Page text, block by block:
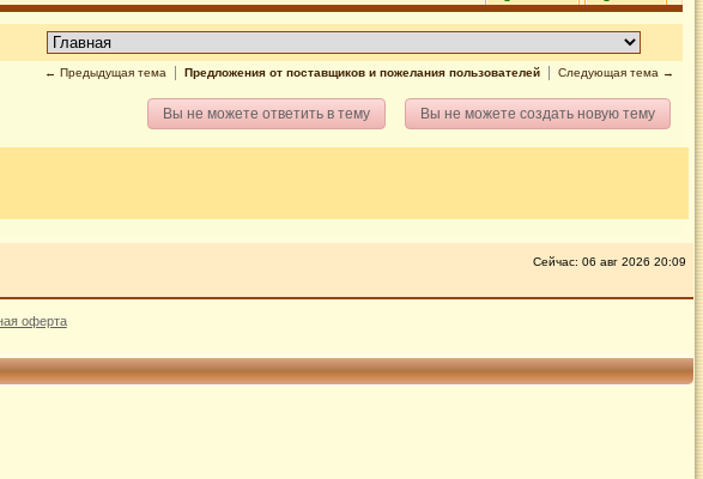
← Предыдущая тема Предложения от поставщиков и пожелания пользователей Следующая тема →
Вы не можете создать новую тему
Вы не можете ответить в тему
Сейчас: 06 авг 2026 20:09
оферта